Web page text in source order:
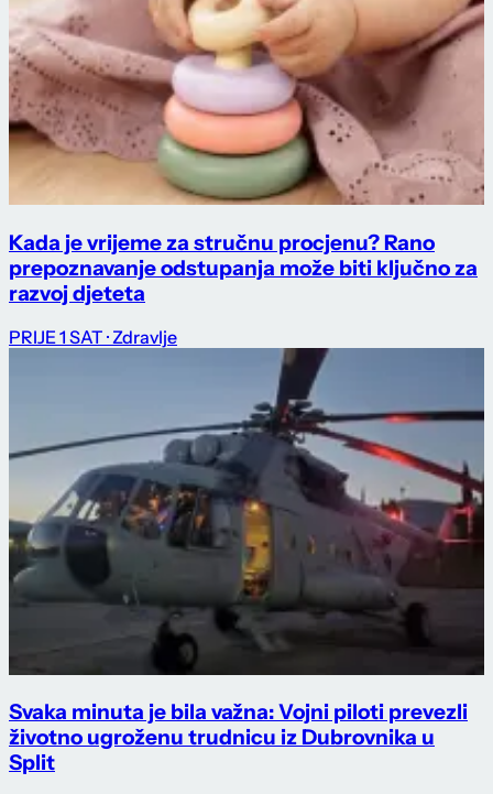
Kada je vrijeme za stručnu procjenu? Rano
prepoznavanje odstupanja može biti ključno za
razvoj djeteta
PRIJE 1 SAT · Zdravlje
Svaka minuta je bila važna: Vojni piloti prevezli
životno ugroženu trudnicu iz Dubrovnika u
Split